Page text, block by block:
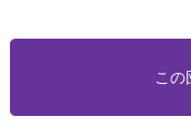
この